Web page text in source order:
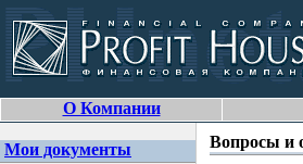
О Компании
Мои документы
Вопросы и